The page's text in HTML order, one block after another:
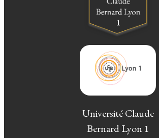
Université Claude
Bernard Lyon 1